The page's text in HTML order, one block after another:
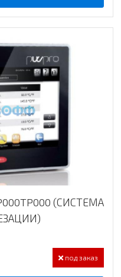
(СИСТЕМА
под заказ